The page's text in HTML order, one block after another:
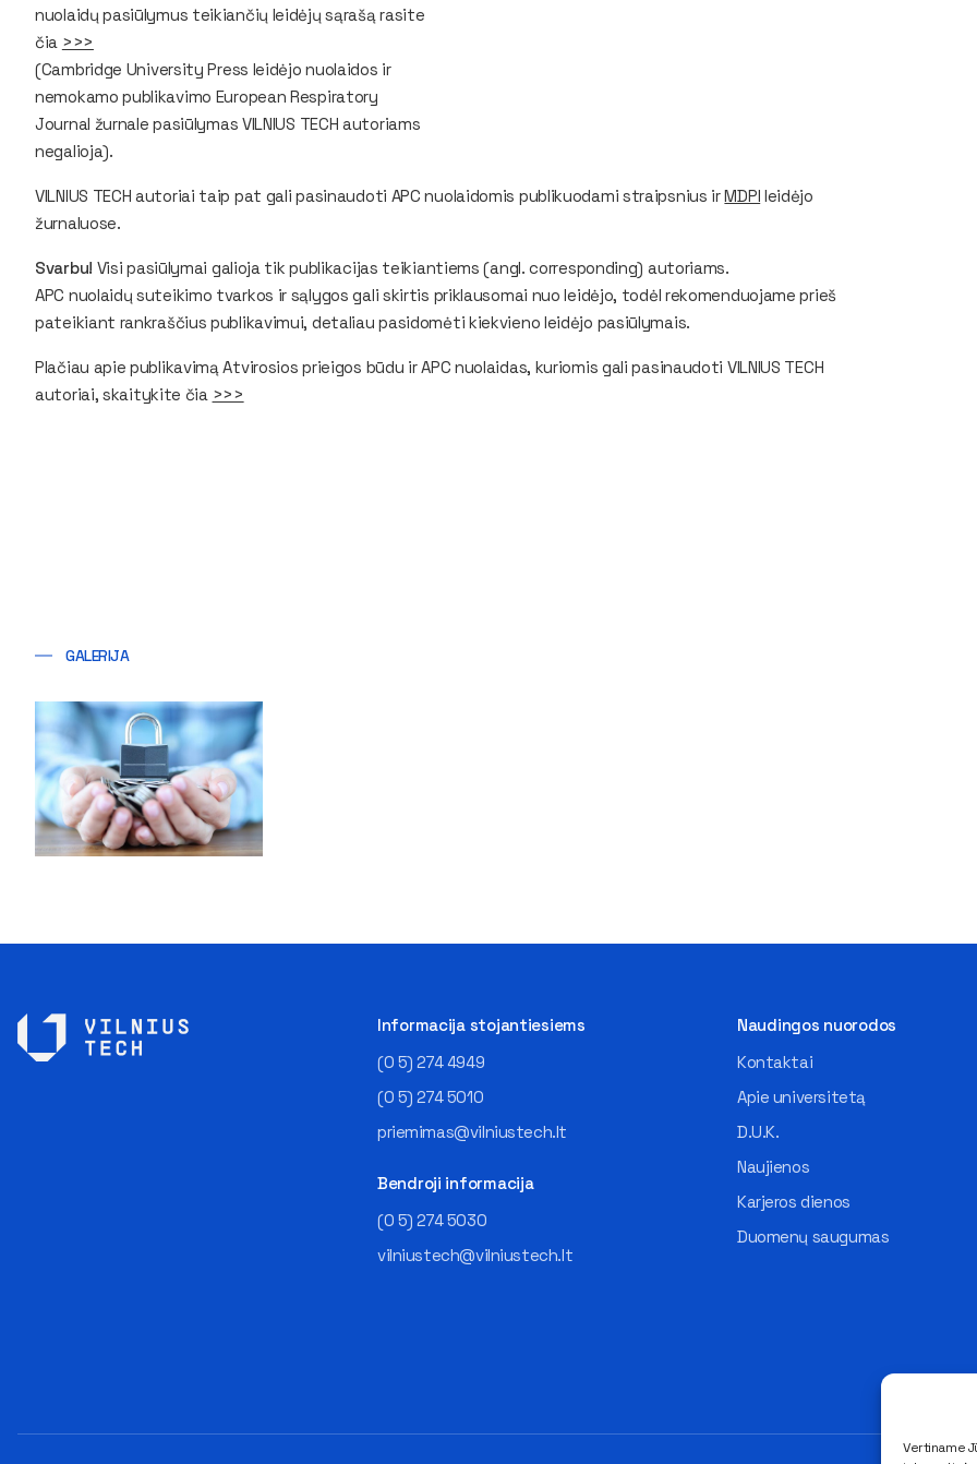
Vertiname
nuolaidų pasiūlymus teikiančių leidėjų sąrašą rasite
čia >>>
(Cambridge University Press leidėjo nuolaidos ir
nemokamo publikavimo European Respiratory
Journal žurnale pasiūlymas VILNIUS TECH autoriams
negalioja).
VILNIUS TECH autoriai taip pat gali pasinaudoti APC nuolaidomis publikuodami straipsnius irMDPI leidėjo
žurnaluose.
Svarbu!Visi pasiūlymai galioja tik publikacijas teikiantiems (angl.corresponding) autoriams.
APC nuolaidų suteikimo tvarkos ir sąlygos gali skirtis priklausomai nuo leidėjo, todėl rekomenduojame prieš
pateikiant rankraščius publikavimui, detaliau pasidomėti kiekvieno leidėjo pasiūlymais.
Plačiau apie publikavimą Atvirosios prieigos būdu ir APC nuolaidas, kuriomis gali pasinaudoti VILNIUS TECH
autoriai, skaitykite čia >>>
GALERIJA
Informacija stojantiesiems
(0 5) 274 4949
(0 5) 274 5010
priemimas@vilniustech.lt
Bendroji informacija
(0 5) 274 5030
vilniustech@vilniustech.lt
Naudingos nuorodos
Kontaktai
Apie universitetą
D.U.K.
Naujienos
Karjeros dienos
Duomenų saugumas